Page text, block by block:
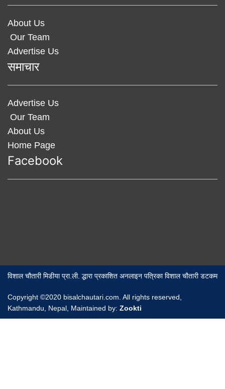
About Us
Our Team
Advertise Us
समाचार
Advertise Us
Our Team
About Us
Home Page
Facebook
विशाल चौतारी मिडीया प्रा.ली. द्धारा प्रकाशित अनलाइन पत्रिका विशाल चौतारी डटकम
Copyright ©2020 bisalchautari.com. All rights reserved,
Kathmandu, Nepal, Maintained by: Zookti